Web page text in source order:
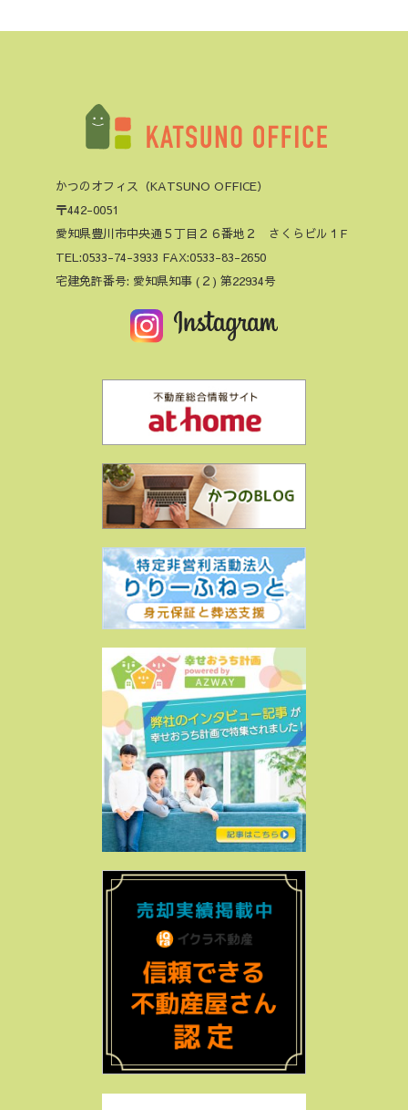
かつのオフィス（KATSUNO OFFICE）
〒442-0051
愛知県豊川市中央通５丁目２６番地２ さくらビル１F
TEL:0533-74-3933 FAX:0533-83-2650
宅建免許番号: 愛知県知事 (２) 第22934号